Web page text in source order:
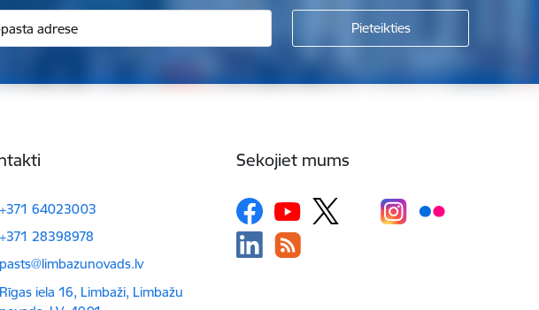
+371 64023003
+371 28398978
E-pasts:
pasts@limbazunovads.lv
Rīgas iela 16, Limbaži, Limbažu
Sekojiet mums